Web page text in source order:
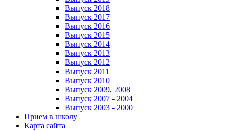
Выпуск 2018
Выпуск 2017
Выпуск 2016
Выпуск 2015
Выпуск 2014
Выпуск 2013
Выпуск 2012
Выпуск 2011
Выпуск 2010
Выпуск 2009, 2008
Выпуск 2007 - 2004
Выпуск 2003 - 2000
Прием в школу
Карта сайта